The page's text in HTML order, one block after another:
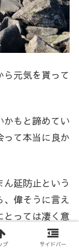
元気を貰って
かもと諦めてい
って本当に良か
延防止という
偉そうに言え
とっては凄く意
プ サイドバー